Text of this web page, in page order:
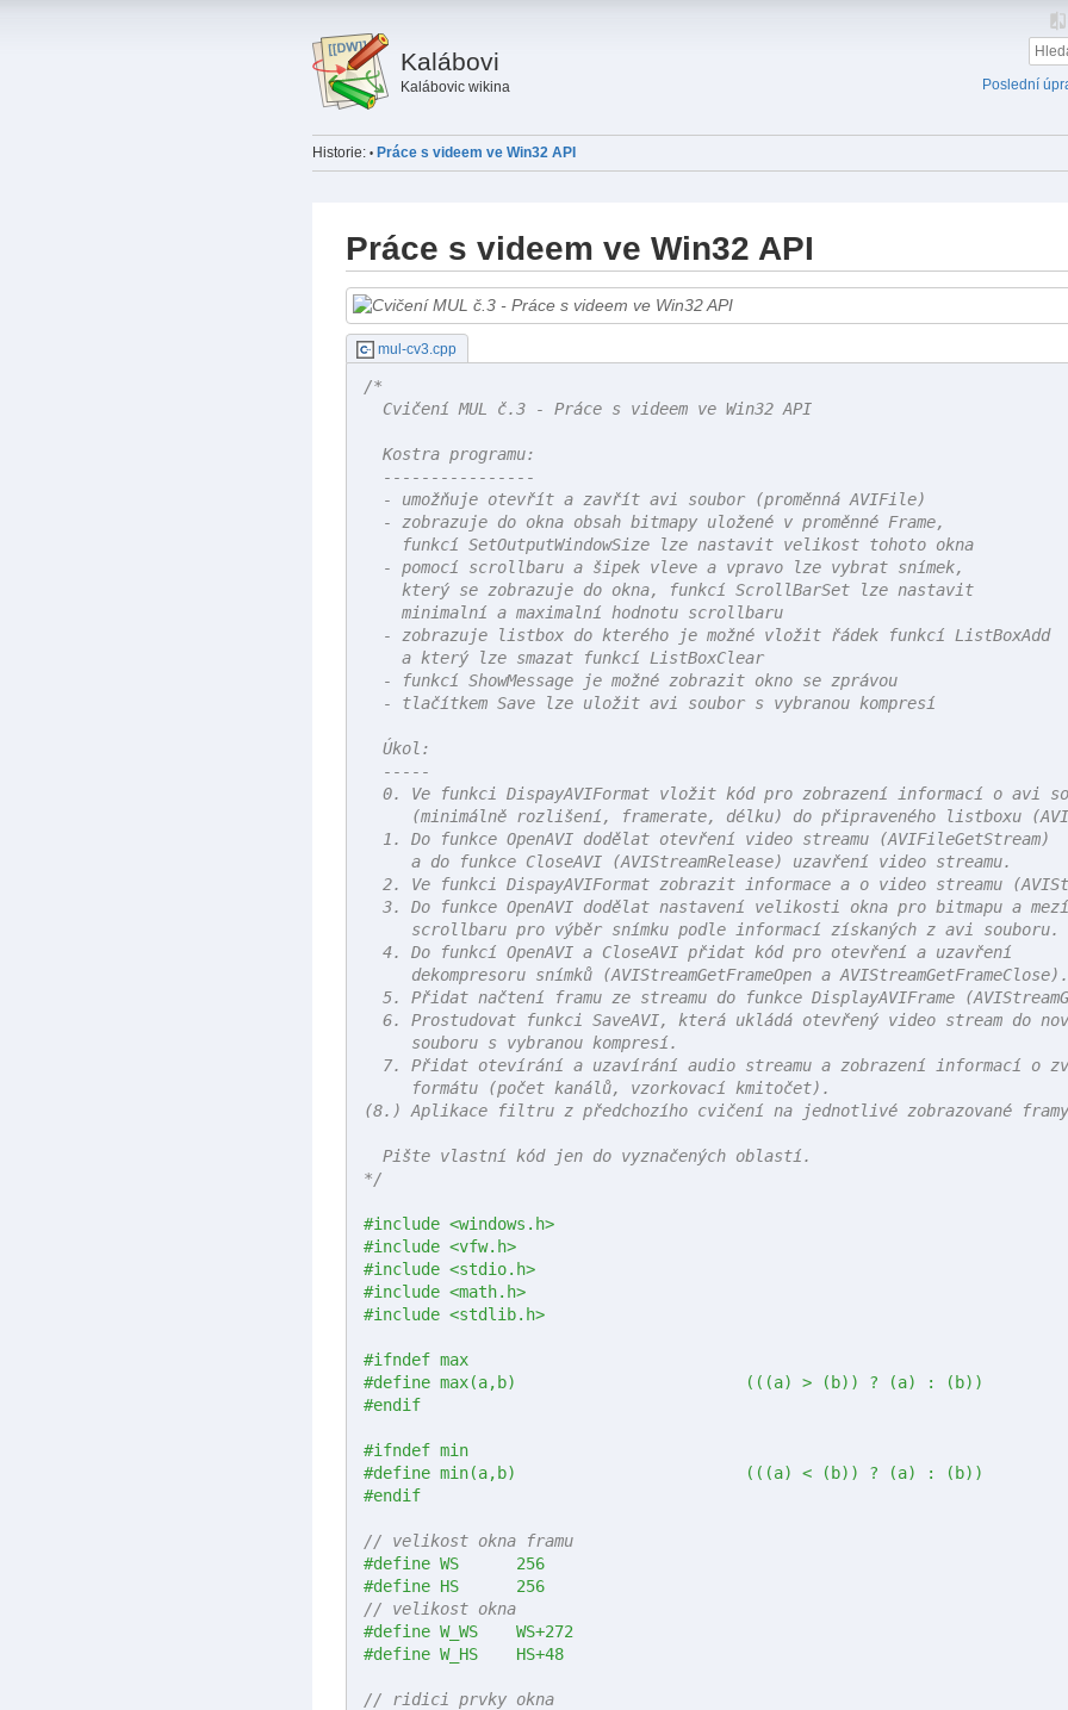
Kalábovi
Kalábovic wikina Poslední
Historie: • Práce s videem ve Win32 API
Práce s videem ve Win32 API
mul-cv3.cpp
/*
  Cvičení MUL č.3 - Práce s videem ve Win32 API
  Kostra programu:
  ----------------
  - umožňuje otevřít a zavřít avi soubor (proměnná AVIFile)
  - zobrazuje do okna obsah bitmapy uložené v proměnné Frame,
    funkcí SetOutputWindowSize lze nastavit velikost tohoto okna
  - pomocí scrollbaru a šipek vleve a vpravo lze vybrat snímek,
    který se zobrazuje do okna, funkcí ScrollBarSet lze nastavit
    minimalní a maximalní hodnotu scrollbaru
  - zobrazuje listbox do kterého je možné vložit řádek funkcí ListBoxAdd
    a který lze smazat funkcí ListBoxClear
  - funkcí ShowMessage je možné zobrazit okno se zprávou
  - tlačítkem Save lze uložit avi soubor s vybranou kompresí
  Úkol:
  -----
0. Ve funkci DispayAVIFormat vložit kód pro zobrazení informací o avi
(minimálně rozlišení, framerate, délku) do připraveného listboxu
  1. Do funkce OpenAVI dodělat otevření video streamu (AVIFileGetStream)
     a do funkce CloseAVI (AVIStreamRelease) uzavření video streamu.
2. Ve funkci DispayAVIFormat zobrazit informace a o video streamu
  3. Do funkce OpenAVI dodělat nastavení velikosti okna pro bitmapu a mezí
     scrollbaru pro výběr snímku podle informací získaných z avi souboru.
  4. Do funkcí OpenAVI a CloseAVI přidat kód pro otevření a uzavření
     dekompresoru snímků (AVIStreamGetFrameOpen a AVIStreamGetFrameClose).
5. Přidat načtení framu ze streamu do funkce DisplayAVIFrame
6. Prostudovat funkci SaveAVI, která ukládá otevřený video stream do
     souboru s vybranou kompresí.
7. Přidat otevírání a uzavírání audio streamu a zobrazení informací o
     formátu (počet kanálů, vzorkovací kmitočet).
(8.) Aplikace filtru z předchozího cvičení na jednotlivé zobrazované framy.
  Pište vlastní kód jen do vyznačených oblastí.
*/
#include <windows.h>
#include <vfw.h>
#include <stdio.h>
#include <math.h>
#include <stdlib.h>
#ifndef max
#define max(a,b)			(((a) > (b)) ? (a) : (b))
#endif
#ifndef min
#define min(a,b)			(((a) < (b)) ? (a) : (b))
#endif
// velikost okna framu
#define	WS	256
#define	HS	256
// velikost okna
#define W_WS	WS+272
#define W_HS	HS+48
// ridici prvky okna